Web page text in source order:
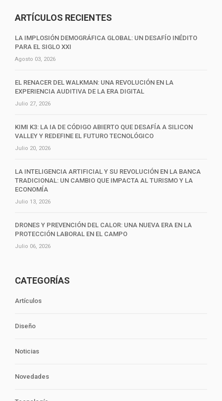
ARTÍCULOS RECIENTES
LA IMPLOSIÓN DEMOGRÁFICA GLOBAL: UN DESAFÍO INÉDITO
PARA EL SIGLO XXI
Agosto 03, 2026
EL RENACER DEL WALKMAN: UNA REVOLUCIÓN EN LA
EXPERIENCIA AUDITIVA DE LA ERA DIGITAL
Julio 27, 2026
KIMI K3: LA IA DE CÓDIGO ABIERTO QUE DESAFÍA A SILICON
VALLEY Y REDEFINE EL FUTURO TECNOLÓGICO
Julio 20, 2026
LA INTELIGENCIA ARTIFICIAL Y SU REVOLUCIÓN EN LA BANCA
TRADICIONAL: UN CAMBIO QUE IMPACTA AL TURISMO Y LA
ECONOMÍA
Julio 13, 2026
DRONES Y PREVENCIÓN DEL CALOR: UNA NUEVA ERA EN LA
PROTECCIÓN LABORAL EN EL CAMPO
Julio 06, 2026
CATEGORÍAS
Artículos
Diseño
Noticias
Novedades